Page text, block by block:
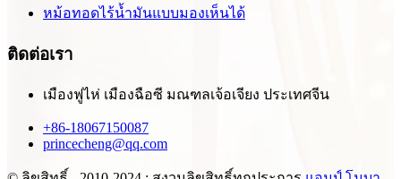
หม้อทอดไร้น้ำมันแบบมองเห็นได้
ติดต่อเรา
เมืองฟูไห่ เมืองฉือซี มณฑลเจ้อเจียง ประเทศจีน
+86-18067150087
princecheng@qq.com